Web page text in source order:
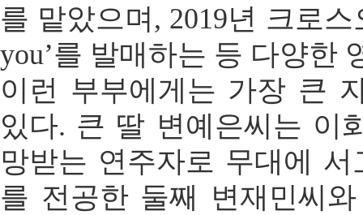
를 맡았으며, 2019년 크로
you’를 발매하는 등 다양한
이런 부부에게는 가장 큰
있다. 큰 딸 변예은씨는 이
망받는 연주자로 무대에
를 전공한 둘째 변재민씨